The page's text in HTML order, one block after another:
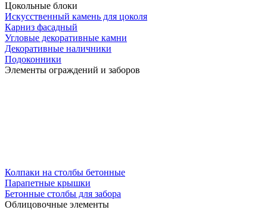
Цокольные блоки
Искусственный камень для цоколя
Карниз фасадный
Угловые декоративные камни
Декоративные наличники
Подоконники
Элементы ограждений и заборов
Колпаки на столбы бетонные
Парапетные крышки
Бетонные столбы для забора
Облицовочные элементы